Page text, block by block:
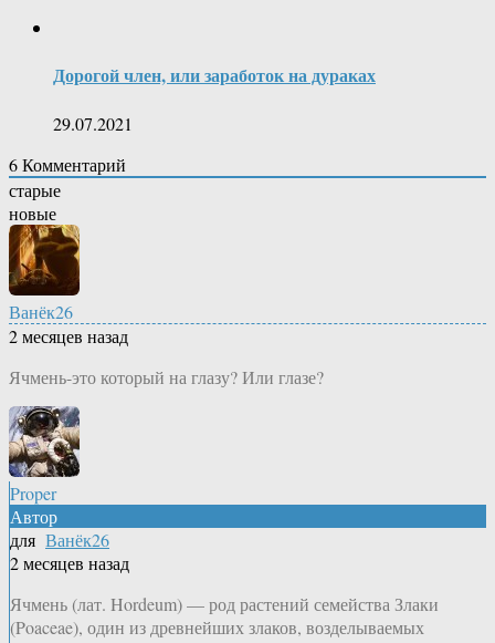
Дорогой член, или заработок на дураках
29.07.2021
6Комментарий
старые
новые
Ванёк26
2 месяцев назад
Ячмень-это который на глазу? Или глазе?
Proper
Автор
для Ванёк26
2 месяцев назад
Ячмень (лат. Hordeum) — род растений семейства Злаки
(Poaceae), один из древнейших злаков, возделываемых